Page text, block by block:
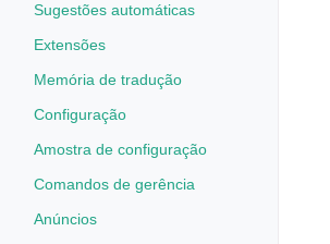
Sugestões automáticas
Extensões
Memória de tradução
Configuração
Amostra de configuração
Comandos de gerência
Anúncios